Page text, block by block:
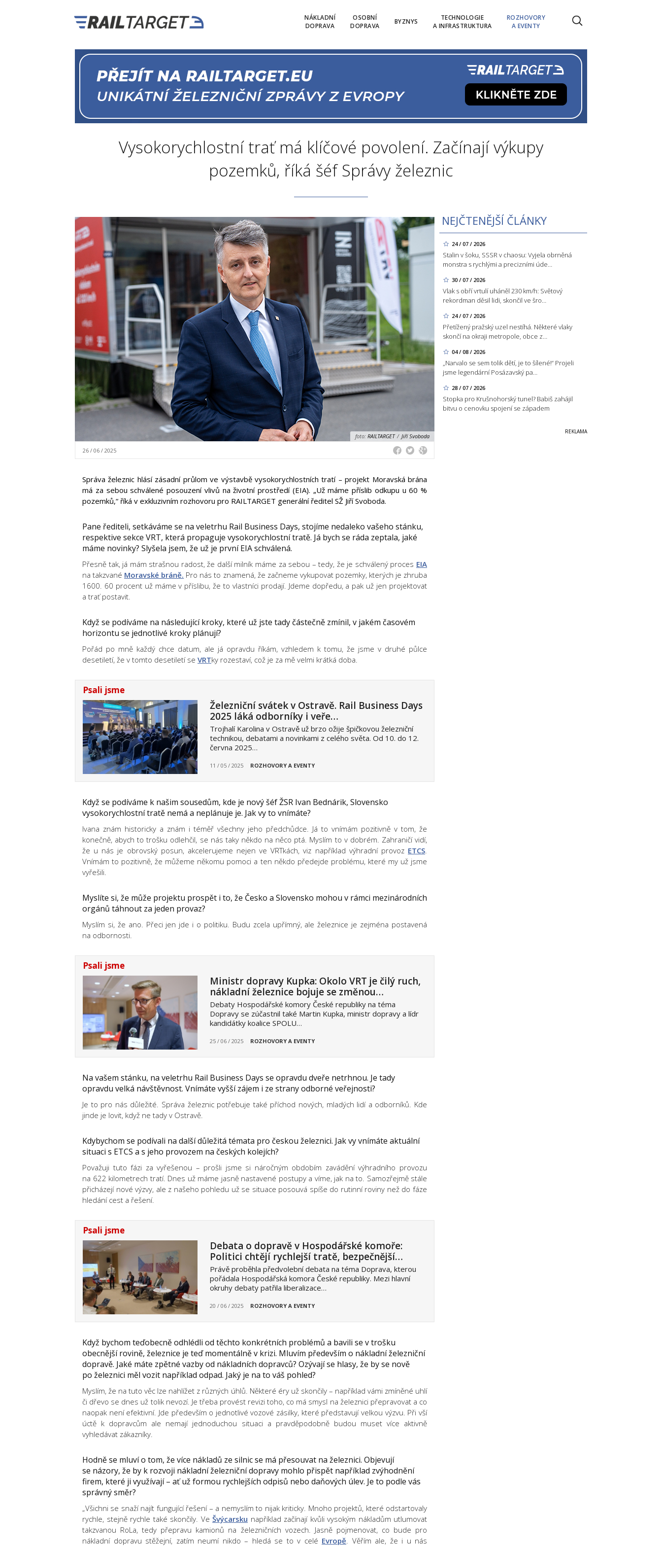
NÁKLADNÍ
DOPRAVA
OSOBNÍ
DOPRAVA
BYZNYS
TECHNOLOGIE
A INFRASTRUKTURA
ROZHOVORY
A EVENTY
Vysokorychlostní trať má klíčové povolení. Začínají výkupy
pozemků, říká šéf Správy železnic
NEJČTENĚJŠÍ ČLÁNKY
24 / 07 / 2026
Stalin v šoku, SSSR v chaosu: Vyjela obrněná
monstra s rychlými a precizními úde…
30 / 07 / 2026
Vlak s obří vrtulí uháněl 230 km/h: Světový
rekordman děsil lidi, skončil ve šro…
24 / 07 / 2026
Přetížený pražský uzel nestíhá. Některé vlaky
skončí na okraji metropole, obce z…
04 / 08 / 2026
„Narvalo se sem tolik dětí, je to šílené!“ Projeli
jsme legendární Posázavský pa…
28 / 07 / 2026
Stopka pro Krušnohorský tunel? Babiš zahájil
bitvu o cenovku spojení se západem
foto: RAILTARGET / Jiří Svoboda
26 / 06 / 2025
Správa železnic hlásí zásadní průlom ve výstavbě vysokorychlostních tratí – projekt Moravská brána
má za sebou schválené posouzení vlivů na životní prostředí (EIA). „Už máme příslib odkupu u 60 %
pozemků,“ říká v exkluzivním rozhovoru pro RAILTARGET generální ředitel SŽ Jiří Svoboda.
Pane řediteli, setkáváme se na veletrhu Rail Business Days, stojíme nedaleko vašeho stánku,
respektive sekce VRT, která propaguje vysokorychlostní tratě. Já bych se ráda zeptala, jaké
máme novinky? Slyšela jsem, že už je první EIA schválená.
Přesně tak, já mám strašnou radost, že další milník máme za sebou – tedy, že je schválený proces EIA
na takzvané Moravské bráně. Pro nás to znamená, že začneme vykupovat pozemky, kterých je zhruba
1600. 60 procent už máme v příslibu, že to vlastníci prodají. Jdeme dopředu, a pak už jen projektovat
a trať postavit.
Když se podíváme na následující kroky, které už jste tady částečně zmínil, v jakém časovém
horizontu se jednotlivé kroky plánují?
Pořád po mně každý chce datum, ale já opravdu říkám, vzhledem k tomu, že jsme v druhé půlce
desetiletí, že v tomto desetiletí se VRTky rozestaví, což je za mě velmi krátká doba.
Psali jsme
Železniční svátek v Ostravě. Rail Business Days
2025 láká odborníky i veře…
Trojhalí Karolina v Ostravě už brzo ožije špičkovou železniční
technikou, debatami a novinkami z celého světa. Od 10. do 12.
června 2025…
11 / 05 / 2025 ROZHOVORY A EVENTY
Když se podíváme k našim sousedům, kde je nový šéf ŽSR Ivan Bednárik, Slovensko
vysokorychlostní tratě nemá a neplánuje je. Jak vy to vnímáte?
Ivana znám historicky a znám i téměř všechny jeho předchůdce. Já to vnímám pozitivně v tom, že
konečně, abych to trošku odlehčil, se nás taky někdo na něco ptá. Myslím to v dobrém. Zahraničí vidí,
že u nás je obrovský posun, akcelerujeme nejen ve VRTkách, viz například výhradní provoz ETCS.
Vnímám to pozitivně, že můžeme někomu pomoci a ten někdo předejde problému, které my už jsme
vyřešili.
Myslíte si, že může projektu prospět i to, že Česko a Slovensko mohou v rámci mezinárodních
orgánů táhnout za jeden provaz?
Myslím si, že ano. Přeci jen jde i o politiku. Budu zcela upřímný, ale železnice je zejména postavená
na odbornosti.
Psali jsme
Ministr dopravy Kupka: Okolo VRT je čilý ruch,
nákladní železnice bojuje se změnou…
Debaty Hospodářské komory České republiky na téma
Dopravy se zúčastnil také Martin Kupka, ministr dopravy a lídr
kandidátky koalice SPOLU…
25 / 06 / 2025 ROZHOVORY A EVENTY
Na vašem stánku, na veletrhu Rail Business Days se opravdu dveře netrhnou. Je tady
opravdu velká návštěvnost. Vnímáte vyšší zájem i ze strany odborné veřejnosti?
Je to pro nás důležité. Správa železnic potřebuje také příchod nových, mladých lidí a odborníků. Kde
jinde je lovit, když ne tady v Ostravě.
Kdybychom se podívali na další důležitá témata pro českou železnici. Jak vy vnímáte aktuální
situaci s ETCS a s jeho provozem na českých kolejích?
Považuji tuto fázi za vyřešenou – prošli jsme si náročným obdobím zavádění výhradního provozu
na 622 kilometrech tratí. Dnes už máme jasně nastavené postupy a víme, jak na to. Samozřejmě stále
přicházejí nové výzvy, ale z našeho pohledu už se situace posouvá spíše do rutinní roviny než do fáze
hledání cest a řešení.
Psali jsme
Debata o dopravě v Hospodářské komoře:
Politici chtějí rychlejší tratě, bezpečnější…
Právě proběhla předvolební debata na téma Doprava, kterou
pořádala Hospodářská komora České republiky. Mezi hlavní
okruhy debaty patřila liberalizace…
20 / 06 / 2025 ROZHOVORY A EVENTY
Když bychom teďobecně odhlédli od těchto konkrétních problémů a bavili se v trošku
obecnější rovině, železnice je teď momentálně v krizi. Mluvím především o nákladní železniční
dopravě. Jaké máte zpětné vazby od nákladních dopravců? Ozývají se hlasy, že by se nově
po železnici měl vozit například odpad. Jaký je na to váš pohled?
Myslím, že na tuto věc lze nahlížet z různých úhlů. Některé éry už skončily – například vámi zmíněné uhlí
či dřevo se dnes už tolik nevozí. Je třeba provést revizi toho, co má smysl na železnici přepravovat a co
naopak není efektivní. Jde především o jednotlivé vozové zásilky, které představují velkou výzvu. Při vší
úctě k dopravcům ale nemají jednoduchou situaci a pravděpodobně budou muset více aktivně
vyhledávat zákazníky.
Hodně se mluví o tom, že více nákladů ze silnic se má přesouvat na železnici. Objevují
se názory, že by k rozvoji nákladní železniční dopravy mohlo přispět například zvýhodnění
firem, které ji využívají – ať už formou rychlejších odpisů nebo daňových úlev. Je to podle vás
správný směr?
„Všichni se snaží najít fungující řešení – a nemyslím to nijak kriticky. Mnoho projektů, které odstartovaly
rychle, stejně rychle také skončily. Ve Švýcarsku například začínají kvůli vysokým nákladům utlumovat
takzvanou RoLa, tedy přepravu kamionů na železničních vozech. Jasně pojmenovat, co bude pro
nákladní dopravu stěžejní, zatím neumí nikdo – hledá se to v celé Evropě. Věřím ale, že i u nás